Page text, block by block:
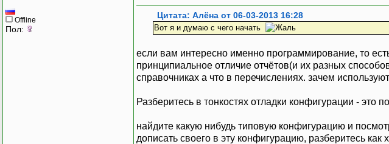
Offline
Пол:
Цитата: Алёна от 06-03-2013 16:28
Вот я и думаю с чего начать
если вам интересно именно программирование, то
принципиальное отличие отчётов(и их разных
справочниках а что в перечислениях. зачем
Разберитесь в тонкостях отладки конфигурации - это
найдите какую нибудь типовую конфигурацию и
дописать своего в эту конфигурацию, разберитесь